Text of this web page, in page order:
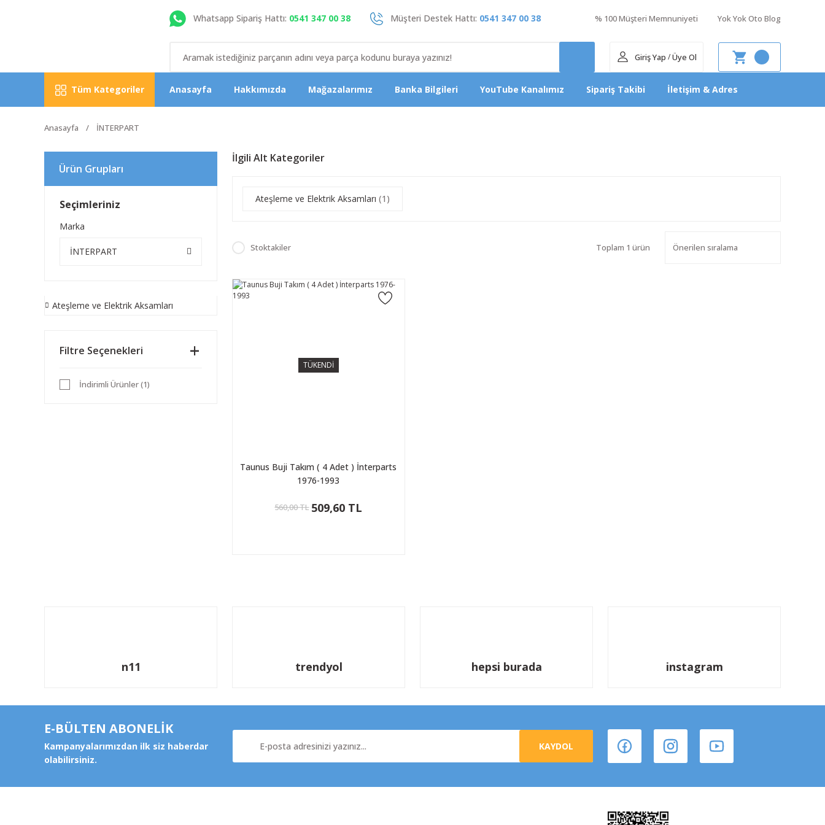
Whatsapp Sipariş Hattı: 0541 347 00 38 Müşteri Destek Hattı: 0541 347 00 38 % 100 Müşteri Memnuniyeti Yok Yok Oto Blog
Giriş Yap /Üye Ol
Tüm Kategoriler Anasayfa Hakkımızda Mağazalarımız Banka Bilgileri YouTube Kanalımız Sipariş Takibi İletişim & Adres
Anasayfa İNTERPART
Ürün Grupları
Seçimleriniz
Marka
İNTERPART
Ateşleme ve Elektrik Aksamları
Filtre Seçenekleri
İndirimli Ürünler (1)
İlgili Alt Kategoriler
Ateşleme ve Elektrik Aksamları (1)
Stoktakiler Toplam 1 ürün
TÜKENDİ
Taunus Buji Takım ( 4 Adet ) İnterparts
1976-1993
560,00 TL 509,60 TL
n11 trendyol hepsi burada instagram
E-BÜLTEN ABONELİK
Kampanyalarımızdan ilk siz haberdar
olabilirsiniz.
KAYDOL